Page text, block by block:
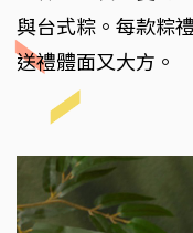
與台式粽。每款粽
送禮體面又大方。